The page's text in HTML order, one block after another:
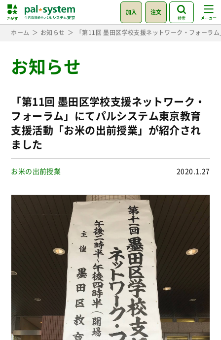
加入 注文
検索
ホーム お知らせ 「第11回 墨田区学校支援ネットワーク・フォーラ
お知らせ
「第11回 墨田区学校支援ネットワーク・
フォーラム」にてパルシステム東京教育
支援活動「お米の出前授業」が紹介され
ました
お米の出前授業 2020.1.27